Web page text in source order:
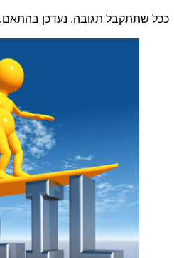
ככל שתתקבל תגובה, נעדכן בהתאם.